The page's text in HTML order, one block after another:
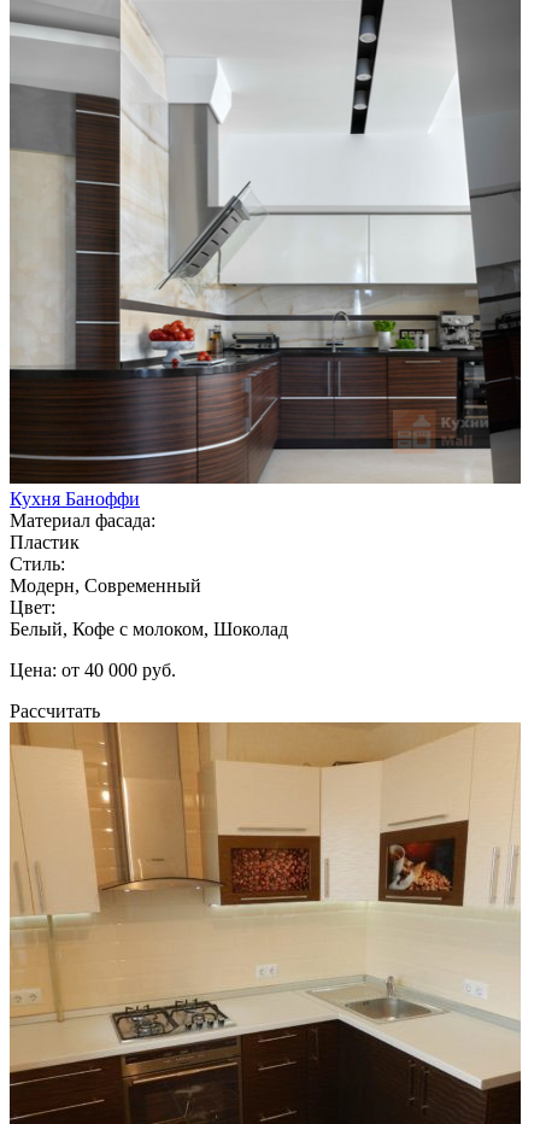
Кухня Баноффи
Материал фасада:
Пластик
Стиль:
Модерн, Современный
Цвет:
Белый, Кофе с молоком, Шоколад
Цена: от 40 000 руб.
Рассчитать